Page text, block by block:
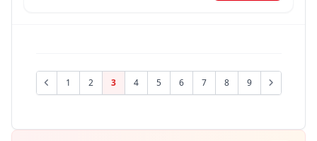
1 2 3 4 5 6 7 8 9